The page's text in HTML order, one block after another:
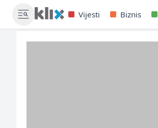
Vijesti Biznis